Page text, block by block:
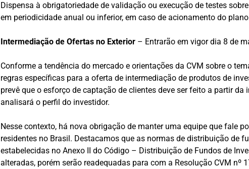
Dispensa à obrigatoriedade de validação ou execução de testes
em periodicidade anual ou inferior, em caso de acionamento do
Intermediação de Ofertas no Exterior – Entrarão em vigor dia 8 de
Conforme a tendência do mercado e orientações da CVM sobre o
regras específicas para a oferta de intermediação de produtos de
prevê que o esforço de captação de clientes deve ser feito a partir da
analisará o perfil do investidor.
Nesse contexto, há nova obrigação de manter uma equipe que fale
residentes no Brasil. Destacamos que as normas de distribuição de
estabelecidas no Anexo II do Código – Distribuição de Fundos de
alteradas, porém serão readequadas para com a Resolução CVM nº